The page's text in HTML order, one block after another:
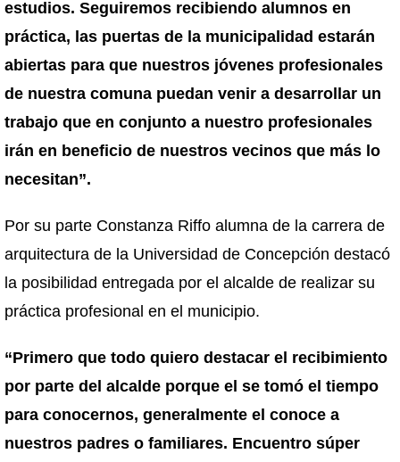
estudios. Seguiremos recibiendo alumnos en
práctica, las puertas de la municipalidad estarán
abiertas para que nuestros jóvenes profesionales
de nuestra comuna puedan venir a desarrollar un
trabajo que en conjunto a nuestro profesionales
irán en beneficio de nuestros vecinos que más lo
necesitan”.
Por su parte Constanza Riffo alumna de la carrera de
arquitectura de la Universidad de Concepción destacó
la posibilidad entregada por el alcalde de realizar su
práctica profesional en el municipio.
“Primero que todo quiero destacar el recibimiento
por parte del alcalde porque el se tomó el tiempo
para conocernos, generalmente el conoce a
nuestros padres o familiares. Encuentro súper